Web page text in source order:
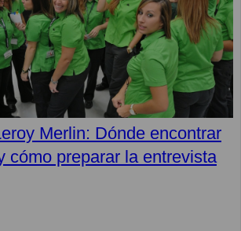
Merlin: Dónde encontrar
cómo preparar la entrevista